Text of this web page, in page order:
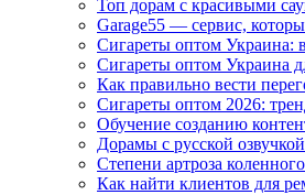
Топ дорам с красивыми
Garage55 — сервис,
Сигареты оптом Украина:
Сигареты оптом Украина
Как правильно вести
Сигареты оптом 2026:
Обучение созданию
Дорамы с русской
Степени артроза
Как найти клиентов для